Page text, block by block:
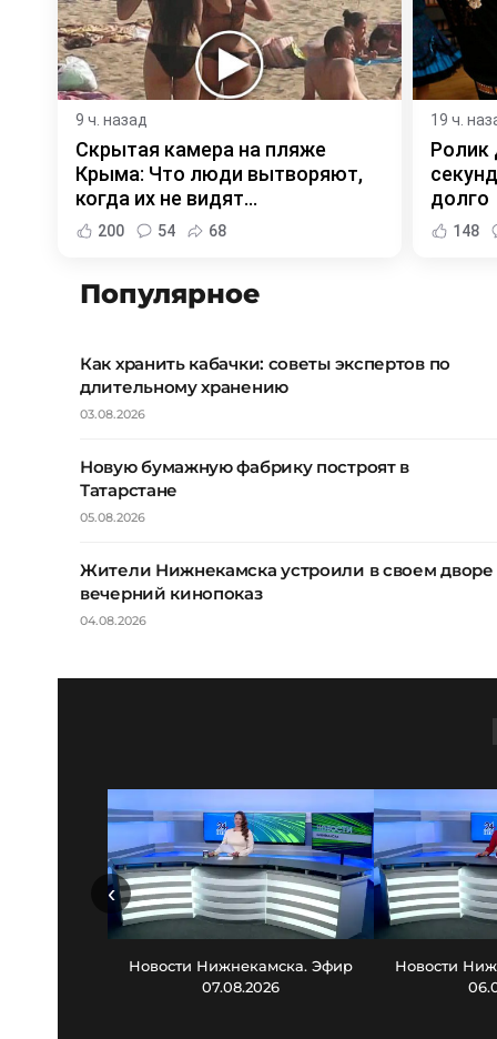
9 ч. назад
Скрытая камера на пляже
Крыма: Что люди вытворяют,
когда их не видят...
200 54 68
19 ч.
Ролик
долго
148
Популярное
Как хранить кабачки: советы экспертов по
длительному хранению
03.08.2026
Новую бумажную фабрику построят в
Татарстане
05.08.2026
Жители Нижнекамска устроили в своем дворе
вечерний кинопоказ
04.08.2026
Новости Нижнекамска. Эфир
07.08.2026
Новости
‹